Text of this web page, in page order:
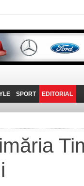
DE VIAȚĂ
SPORT EDITORIAL
DE VICTOR